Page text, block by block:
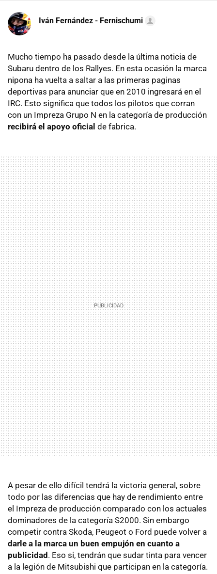
Iván Fernández - Fernischumi
Mucho tiempo ha pasado desde la última noticia de
Subaru dentro de los Rallyes. En esta ocasión la marca
nipona ha vuelta a saltar a las primeras paginas
deportivas para anunciar que en 2010 ingresará en el
IRC. Esto significa que todos los pilotos que corran
con un Impreza Grupo N en la categoría de producción
recibirá el apoyo oficial de fabrica.
A pesar de ello difícil tendrá la victoria general, sobre
todo por las diferencias que hay de rendimiento entre
el Impreza de producción comparado con los actuales
dominadores de la categoría S2000. Sin embargo
competir contra Skoda, Peugeot o Ford puede volver a
darle a la marca un buen empujón en cuanto a
publicidad. Eso si, tendrán que sudar tinta para vencer
a la legión de Mitsubishi que participan en la categoría.